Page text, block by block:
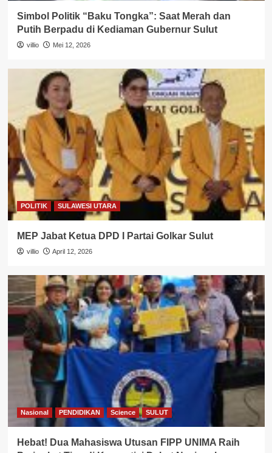
Simbol Politik “Baku Tongka”: Saat Merah dan
Putih Berpadu di Kediaman Gubernur Sulut
villio Mei 12, 2026
POLITIK SULAWESI UTARA
MEP Jabat Ketua DPD I Partai Golkar Sulut
villio April 12, 2026
Nasional PENDIDIKAN Science SULUT
Hebat! Dua Mahasiswa Utusan FIPP UNIMA Raih